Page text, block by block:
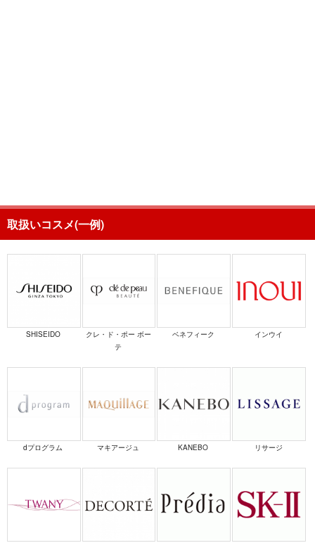
取扱いコスメ(一例)
SHISEIDO
クレ・ド・ポー ボー
テ
ベネフィーク インウイ
dプログラム マキアージュ KANEBO リサージ